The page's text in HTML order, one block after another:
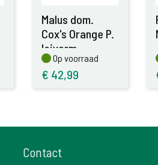
Malus dom.
Cox's Orange P.
leivorm
Op voorraad
Op voorraad
€ 42,99
Contact